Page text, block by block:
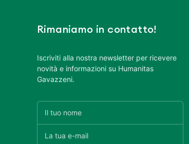
Rimaniamo in contatto!
Iscriviti alla nostra newsletter per ricevere
novità e informazioni su Humanitas
Gavazzeni.